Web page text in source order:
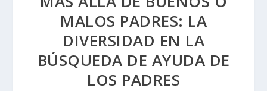
MALOS PADRES: LA
DIVERSIDAD EN LA
BÚSQUEDA DE AYUDA DE
LOS PADRES